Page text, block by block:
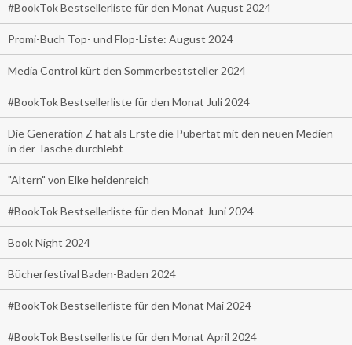
#BookTok Bestsellerliste für den Monat August 2024
Promi-Buch Top- und Flop-Liste: August 2024
Media Control kürt den Sommerbeststeller 2024
#BookTok Bestsellerliste für den Monat Juli 2024
Die Generation Z hat als Erste die Pubertät mit den neuen Medien
in der Tasche durchlebt
"Altern" von Elke heidenreich
#BookTok Bestsellerliste für den Monat Juni 2024
Book Night 2024
Bücherfestival Baden-Baden 2024
#BookTok Bestsellerliste für den Monat Mai 2024
#BookTok Bestsellerliste für den Monat April 2024